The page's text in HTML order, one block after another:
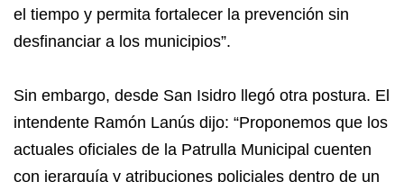
el tiempo y permita fortalecer la prevención sin
desfinanciar a los municipios”.
Sin embargo, desde San Isidro llegó otra postura. El
intendente Ramón Lanús dijo: “Proponemos que los
actuales oficiales de la Patrulla Municipal cuenten
con jerarquía y atribuciones policiales dentro de un